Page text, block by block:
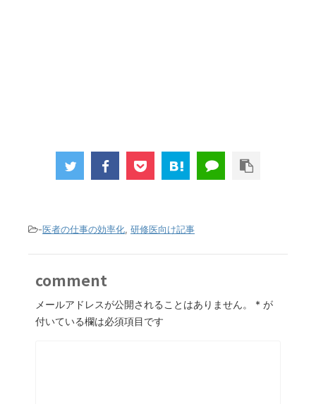
-医者の仕事の効率化, 研修医向け記事
comment
メールアドレスが公開されることはありません。 * が
付いている欄は必須項目です